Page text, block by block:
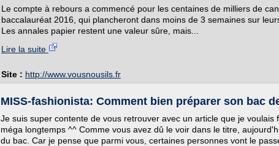
Le compte à rebours a commencé pour les centaines de milliers de
baccalauréat 2016, qui plancheront dans moins de 3 semaines sur
Les annales papier restent une valeur sûre, mais...
Lire la suite
Site : http://www.vousnousils.fr
MISS-fashionista: Comment bien préparer son bac
Je suis super contente de vous retrouver avec un article que je voulais
méga longtemps ^^ Comme vous avez dû le voir dans le titre,
du bac. Car je pense que parmi vous, certaines personnes vont le